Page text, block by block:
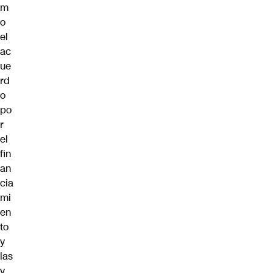
m
o
el
ac
ue
rd
o
po
r
el
fin
an
cia
mi
en
to
y
las